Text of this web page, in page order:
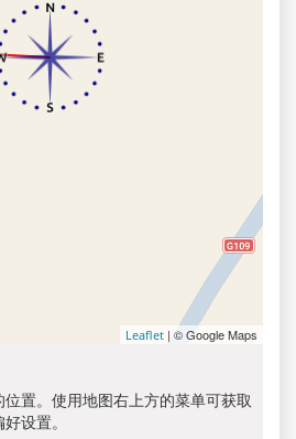
Leaflet | © Google Maps
置。使用地图右上方的菜单可获取
设置。